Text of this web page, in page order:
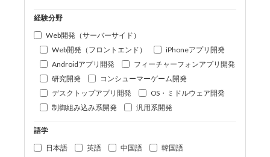
経験分野
Web開発（サーバーサイド）
Web開発（フロントエンド）
iPhoneアプリ開発
Androidアプリ開発
フィーチャーフォンアプリ開発
研究開発
コンシューマーゲーム開発
デスクトップアプリ開発
OS・ミドルウェア開発
制御組み込み系開発
汎用系開発
語学
日本語
英語 中国語 韓国語